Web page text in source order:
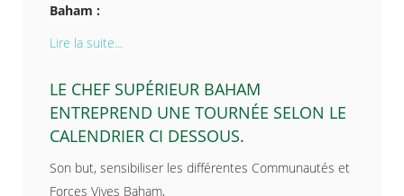
Baham :
Lire la suite...
LE CHEF SUPÉRIEUR BAHAM
ENTREPREND UNE TOURNÉE SELON LE
CALENDRIER CI DESSOUS.
Son but, sensibiliser les différentes Communautés et
Forces Vives Baham,